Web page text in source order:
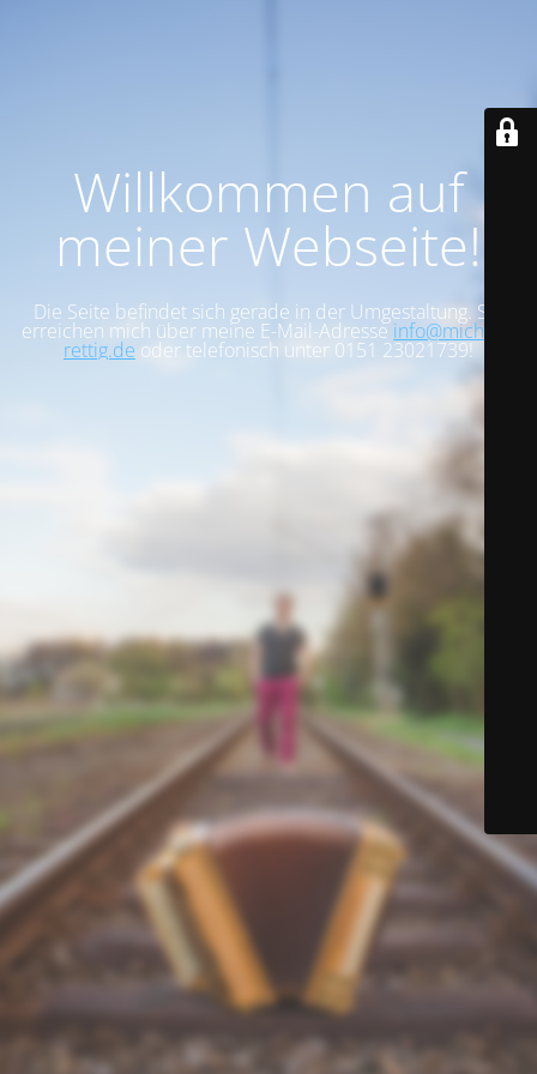
Willkommen auf
meiner Webseite!
Die Seite befindet sich gerade in der Umgestaltung. Sie
erreichen mich über meine E-Mail-Adresseinfo@michael-
rettig.de oder telefonisch unter 0151 23021739!